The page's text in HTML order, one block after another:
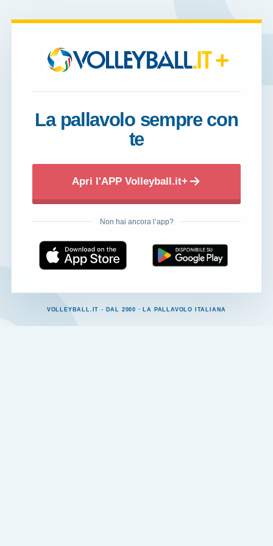
+
La pallavolo sempre con
te
Apri l'APP Volleyball.it+
Non hai ancora l’app?
VOLLEYBALL.IT - DAL 2000 · LA PALLAVOLO ITALIANA